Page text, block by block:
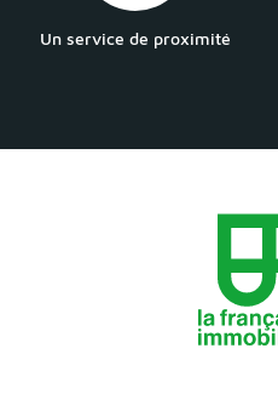
Un service de proximité